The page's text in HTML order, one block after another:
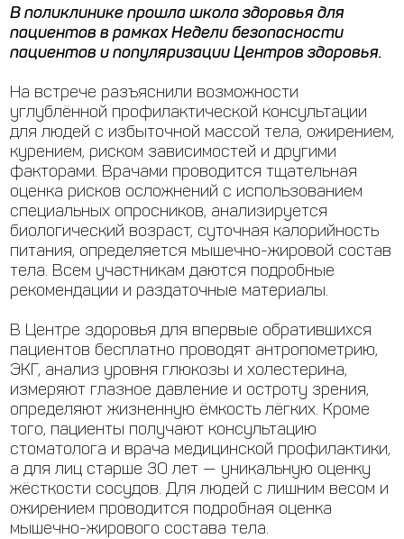
В поликлинике прошла школа здоровья для
пациентов в рамках Недели безопасности
пациентов и популяризации Центров здоровья.
На встрече разъяснили возможности
углублённой профилактической консультации
для людей с избыточной массой тела, ожирением,
курением, риском зависимостей и другими
факторами. Врачами проводится тщательная
оценка рисков осложнений с использованием
специальных опросников, анализируется
биологический возраст, суточная калорийность
питания, определяется мышечно-жировой состав
тела. Всем участникам даются подробные
рекомендации и раздаточные материалы.
В Центре здоровья для впервые обратившихся
пациентов бесплатно проводят антропометрию,
ЭКГ, анализ уровня глюкозы и холестерина,
измеряют глазное давление и остроту зрения,
определяют жизненную ёмкость лёгких. Кроме
того, пациенты получают консультацию
стоматолога и врача медицинской профилактики,
а для лиц старше 30 лет — уникальную оценку
жёсткости сосудов. Для людей с лишним весом и
ожирением проводится подробная оценка
мышечно-жирового состава тела.